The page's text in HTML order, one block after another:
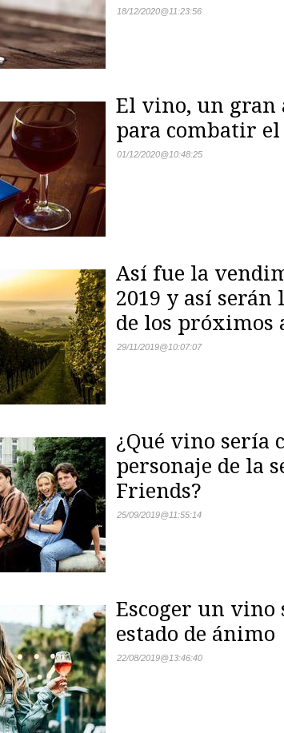
18/12/2020@11:23:56
El vino, un gran
para combatir el
01/12/2020@10:48:25
Así fue la
2019 y así serán
de los próximos
29/11/2019@10:07:07
¿Qué vino sería
personaje de la
Friends?
25/09/2019@11:55:14
Escoger un vino
estado de ánimo
22/08/2019@13:46:40